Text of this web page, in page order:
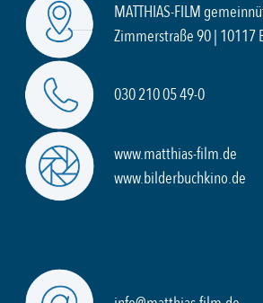
MATTHIAS-FILM
Zimmerstraße 90 | 10117
030 210 05 49-0
www.matthias-film.de
www.bilderbuchkino.de